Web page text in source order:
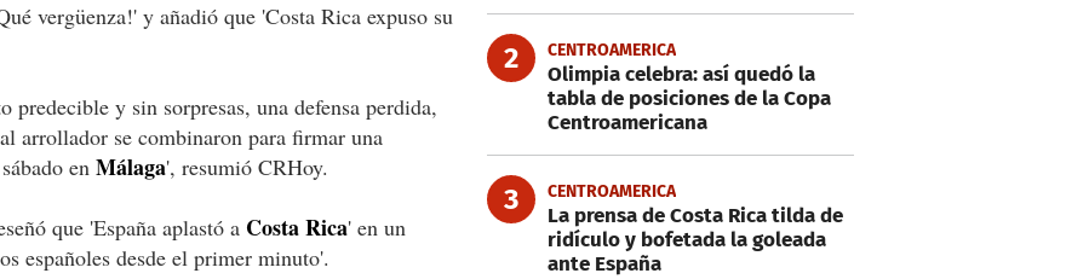
vergüenza!' y añadió que 'Costa Rica expuso su
predecible y sin sorpresas, una defensa perdida,
arrollador se combinaron para firmar una
en Málaga', resumió CRHoy.
que 'España aplastó a Costa Rica' en un
españoles desde el primer minuto'.
2 CENTROAMERICA
Olimpia celebra: así quedó la
tabla de posiciones de la Copa
Centroamericana
3 CENTROAMERICA
La prensa de Costa Rica tilda de
ridículo y bofetada la goleada
ante España